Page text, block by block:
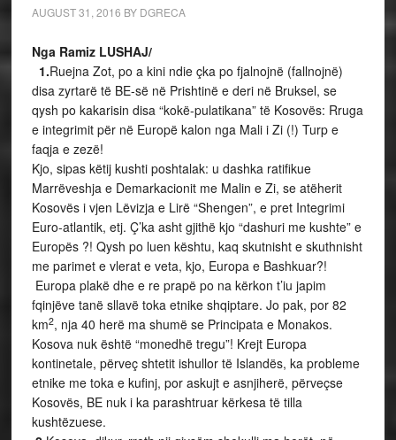
AUGUST 31, 2016 BY DGRECA
Nga Ramiz LUSHAJ/
1.Ruejna Zot, po a kini ndie çka po fjalnojnë (fallnojnë)
disa zyrtarë të BE-së në Prishtinë e deri në Bruksel, se
qysh po kakarisin disa “kokë-pulatikana” të Kosovës: Rruga
e integrimit për në Europë kalon nga Mali i Zi (!) Turp e
faqja e zezë!
Kjo, sipas këtij kushti poshtalak: u dashka ratifikue
Marrëveshja e Demarkacionit me Malin e Zi, se atëherit
Kosovës i vjen Lëvizja e Lirë “Shengen”, e pret Integrimi
Euro-atlantik, etj. Ç’ka asht gjithë kjo “dashuri me kushte” e
Europës ?! Qysh po luen kështu, kaq skutnisht e skuthnisht
me parimet e vlerat e veta, kjo, Europa e Bashkuar?!
Europa plakë dhe e re prapë po na kërkon t’iu japim
fqinjëve tanë sllavë toka etnike shqiptare. Jo pak, por 82
km2, nja 40 herë ma shumë se Principata e Monakos.
Kosova nuk është “monedhë tregu”! Krejt Europa
kontinetale, përveç shtetit ishullor të Islandës, ka probleme
etnike me toka e kufinj, por askujt e asnjiherë, përveçse
Kosovës, BE nuk i ka parashtruar kërkesa të tilla
kushtëzuese.